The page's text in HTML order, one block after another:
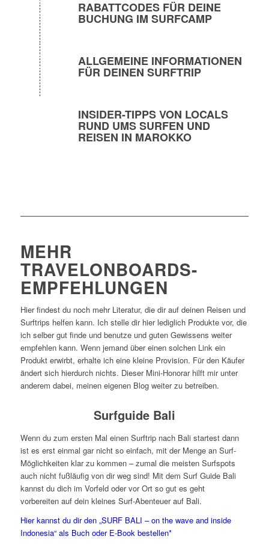
RABATTCODES FÜR DEINE
BUCHUNG IM SURFCAMP
ALLGEMEINE INFORMATIONEN
FÜR DEINEN SURFTRIP
INSIDER-TIPPS VON LOCALS
RUND UMS SURFEN UND
REISEN IN MAROKKO
MEHR
TRAVELONBOARDS-
EMPFEHLUNGEN
Hier findest du noch mehr Literatur, die dir auf deinen Reisen und
Surftrips helfen kann. Ich stelle dir hier lediglich Produkte vor, die
ich selber gut finde und benutze und guten Gewissens weiter
empfehlen kann. Wenn jemand über einen solchen Link ein
Produkt erwirbt, erhalte ich eine kleine Provision. Für den Käufer
ändert sich hierdurch nichts. Dieser Mini-Honorar hilft mir unter
anderem dabei, meinen eigenen Blog weiter zu betreiben.
Surfguide Bali
Wenn du zum ersten Mal einen Surftrip nach Bali startest dann
ist es erst einmal gar nicht so einfach, mit der Menge an Surf-
Möglichkeiten klar zu kommen – zumal die meisten Surfspots
auch nicht fußläufig von dir weg sind! Mit dem Surf Guide Bali
kannst du dich im Vorfeld oder vor Ort so gut es geht
vorbereiten auf dein kleines Surf-Abenteuer auf Bali.
Hier kannst du dir den „SURF BALI – on the wave and inside
Indonesia“ als Buch oder E-Book bestellen*